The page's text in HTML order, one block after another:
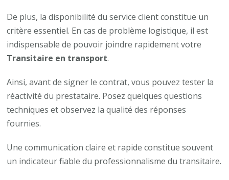
De plus, la disponibilité du service client constitue un
critère essentiel. En cas de problème logistique, il est
indispensable de pouvoir joindre rapidement votre
Transitaire en transport.
Ainsi, avant de signer le contrat, vous pouvez tester la
réactivité du prestataire. Posez quelques questions
techniques et observez la qualité des réponses
fournies.
Une communication claire et rapide constitue souvent
un indicateur fiable du professionnalisme du transitaire.